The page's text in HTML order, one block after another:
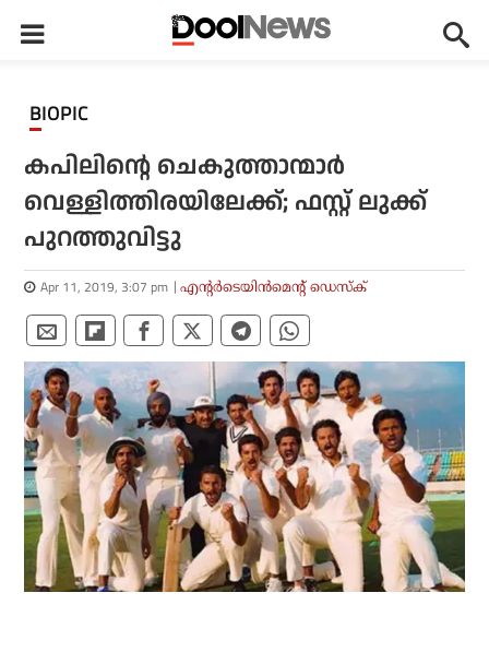
BIOPIC
കപിലിന്റെ ചെകുത്താന്മാര്‍
വെള്ളിത്തിരയിലേക്ക്; ഫസ്റ്റ് ലുക്ക്
പുറത്തുവിട്ടു
Apr 11, 2019, 3:07 pm എന്റര്‍ടെയിന്‍മെന്റ് ഡെസ്‌ക്